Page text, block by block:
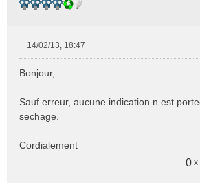
s
a
g
14/02/13, 18:47
Bonjour,
Sauf erreur, aucune indication n est
sechage.
Cordialement
0 x